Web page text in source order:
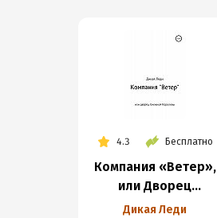
4.3 Бесплатно
Компания «Ветер»,
или Дворец
Снежной Королевы
Дикая Леди